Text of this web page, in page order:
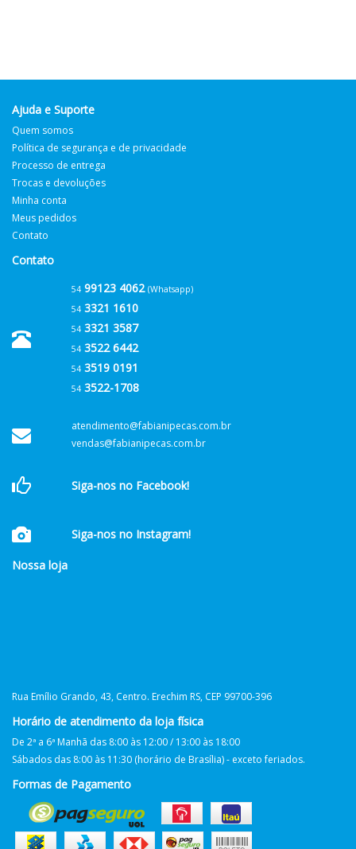
Ajuda e Suporte
Quem somos
Política de segurança e de privacidade
Processo de entrega
Trocas e devoluções
Minha conta
Meus pedidos
Contato
Contato
5499123 4062 (Whatsapp)
543321 1610
543321 3587
543522 6442
543519 0191
543522-1708
atendimento@fabianipecas.com.br
vendas@fabianipecas.com.br
Siga-nos no Facebook!
Siga-nos no Instagram!
Nossa loja
Rua Emílio Grando, 43, Centro. Erechim RS, CEP 99700-396
Horário de atendimento da loja física
De 2ª a 6ª Manhã das 8:00 às 12:00 / 13:00 às 18:00
Sábados das 8:00 às 11:30 (horário de Brasília) - exceto feriados.
Formas de Pagamento